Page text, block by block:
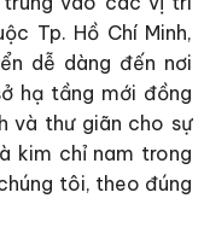
Tp. Hồ Chí Minh,
dễ dàng đến nơi
hạ tầng mới đồng
và thư giãn cho sự
kim chỉ nam trong
tôi, theo đúng